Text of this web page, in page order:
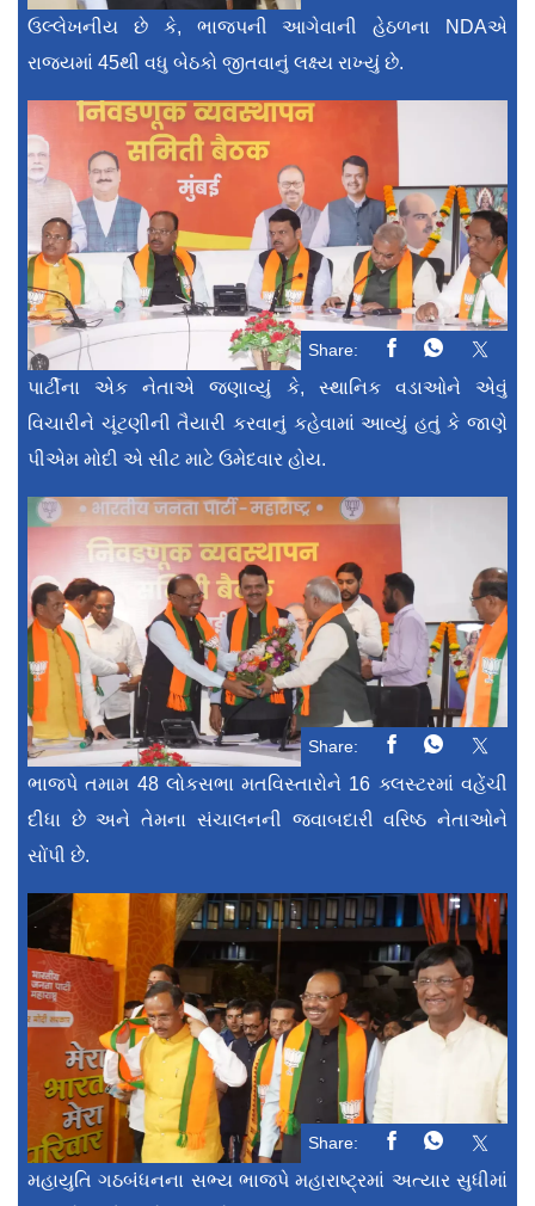
ઉલ્લેખનીય છે કે, ભાજપની આગેવાની હેઠળના NDAએ
રાજ્યમાં 45થી વધુ બેઠકો જીતવાનું લક્ષ્ય રાખ્યું છે.
Share:
પાર્ટીના એક નેતાએ જણાવ્યું કે, સ્થાનિક વડાઓને એવું
વિચારીને ચૂંટણીની તૈયારી કરવાનું કહેવામાં આવ્યું હતું કે જાણે
પીએમ મોદી એ સીટ માટે ઉમેદવાર હોય.
Share:
ભાજપે તમામ 48 લોકસભા મતવિસ્તારોને 16 ક્લસ્ટરમાં વહેંચી
દીધા છે અને તેમના સંચાલનની જવાબદારી વરિષ્ઠ નેતાઓને
સોંપી છે.
Share:
મહાયુતિ ગઠબંધનના સભ્ય ભાજપે મહારાષ્ટ્રમાં અત્યાર સુધીમાં